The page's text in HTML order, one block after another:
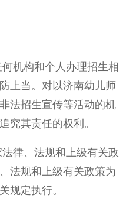
机构和个人办理招生相
上当。对以济南幼儿师
法招生宣传等活动的机
究其责任的权利。
律、法规和上级有关政
法规和上级有关政策为
规定执行。